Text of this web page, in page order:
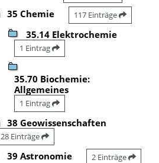
35 Chemie 117 Einträge
35.14 Elektrochemie
1 Eintrag
35.70 Biochemie:
Allgemeines
1 Eintrag
38 Geowissenschaften
28 Einträge
39 Astronomie 2 Einträge